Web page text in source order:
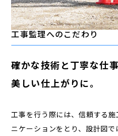
工事監理へのこだわり
確かな技術と丁寧な仕
美しい仕上がりに。
工事を行う際には、信頼する
ニケーションをとり、設計図